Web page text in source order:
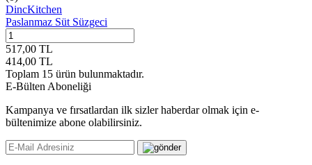
DincKitchen
Paslanmaz Süt Süzgeci
517,00 TL
414,00 TL
Toplam 15 ürün bulunmaktadır.
E-Bülten Aboneliği
Kampanya ve fırsatlardan ilk sizler haberdar olmak için e-
bültenimize abone olabilirsiniz.